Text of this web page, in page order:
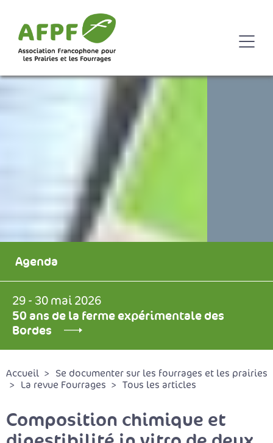
Agenda
29 - 30 mai 2026
50 ans de la ferme expérimentale des
Bordes
Accueil
Se documenter sur les fourrages et les prairies
La revue Fourrages
Tous les articles
Composition chimique et